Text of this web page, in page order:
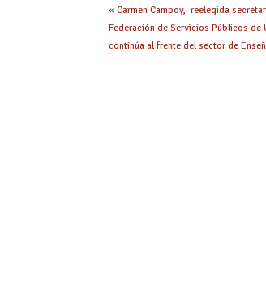
«Carmen Campoy, reelegida
Federación de Servicios Públicos de
continúa al frente del sector de